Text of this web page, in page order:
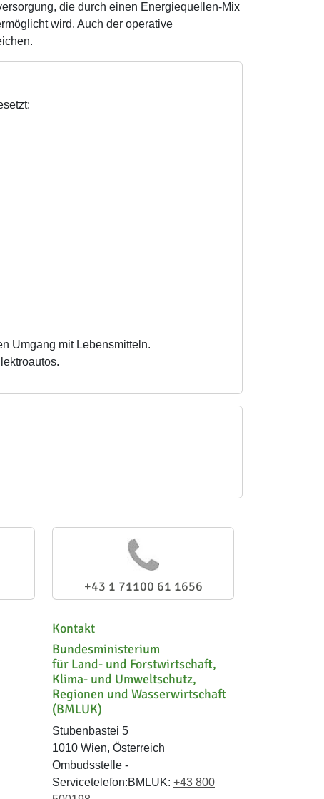
die durch einen Energiequellen-Mix
wird. Auch der operative
Umgang mit Lebensmitteln.
+43 1 71100 61 1656
Kontakt
Bundesministerium
für Land- und Forstwirtschaft,
Klima- und Umweltschutz,
Regionen und Wasserwirtschaft
(BMLUK)
Stubenbastei 5
1010 Wien, Österreich
Ombudsstelle -
Servicetelefon:BMLUK: +43 800